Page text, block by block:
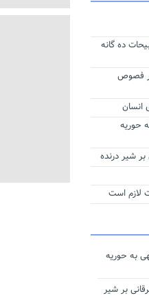
ده‌ گانه
فصوص
انسان
حوریه
شیر درنده
لازم است
به حوریه
بر شیر